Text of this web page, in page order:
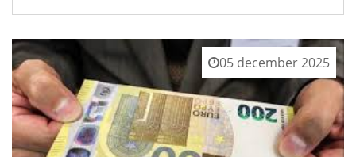
05 december 2025